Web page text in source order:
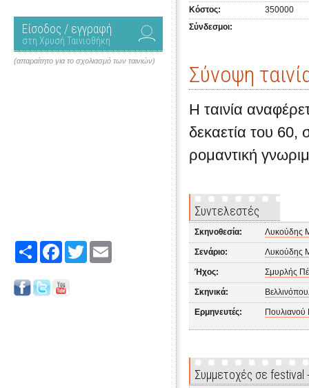
Είσοδος / εγγραφή
στη Χρυσή Ταινιοθήκη
(απαραίτητο για το σχολιασμό των ταινιών)
Share FacebookTwitter
Κόστος:
350000
Σύνδεσμοι:
Σύνοψη
Η ταινία
δεκαετία του
ρομαντική
Συντελεστές
Σκηνοθεσία: Λυκούδης
Σενάριο: Λυκούδης
Ήχος: Σμυρλής
Σκηνικά:
Ερμηνευτές: Πουλιανού
Συμμετοχές σε